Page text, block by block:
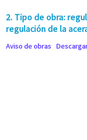
2. Tipo de obra:
regulación de la
Aviso de obras